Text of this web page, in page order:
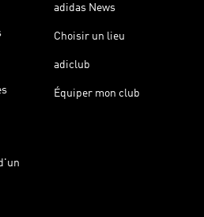
adidas News
Choisir un lieu
adiclub
Équiper mon club